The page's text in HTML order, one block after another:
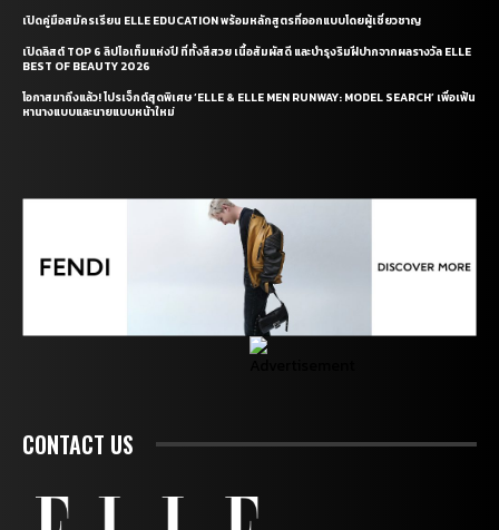
เปิดคู่มือสมัครเรียน ELLE EDUCATION พร้อมหลักสูตรที่ออกแบบโดยผู้เชี่ยวชาญ
เปิดลิสต์ TOP 6 ลิปไอเท็มแห่งปี ที่ทั้งสีสวย เนื้อสัมผัสดี และบำรุงริมฝีปากจากผลรางวัล ELLE
BEST OF BEAUTY 2026
โอกาสมาถึงแล้ว! โปรเจ็กต์สุดพิเศษ ‘ELLE & ELLE MEN RUNWAY: MODEL SEARCH’ เพื่อเฟ้น
หานางแบบและนายแบบหน้าใหม่
CONTACT US